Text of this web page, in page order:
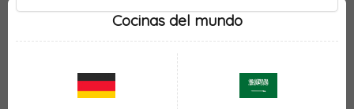
Cocinas del mundo